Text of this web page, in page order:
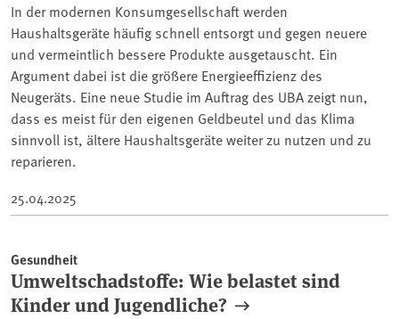
In der modernen Konsumgesellschaft werden
Haushaltsgeräte häufig schnell entsorgt und gegen neuere
und vermeintlich bessere Produkte ausgetauscht. Ein
Argument dabei ist die größere Energieeffizienz des
Neugeräts. Eine neue Studie im Auftrag des UBA zeigt nun,
dass es meist für den eigenen Geldbeutel und das Klima
sinnvoll ist, ältere Haushaltsgeräte weiter zu nutzen und zu
reparieren.
25.04.2025
Gesundheit
Umweltschadstoffe: Wie belastet sind
Kinder und Jugendliche?